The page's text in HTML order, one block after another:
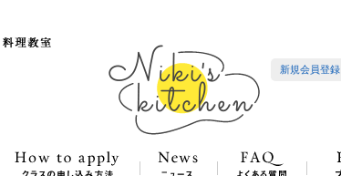
新規会員登録